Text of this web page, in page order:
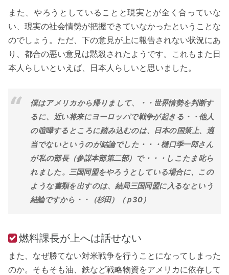
また、やろうとしていることと現実とが全く合っていな
い、現実の社会情勢が把握できていなかったということな
のでしょう。ただ、下の意見が上に報告されない状況にあ
り、都合の悪い意見は黙殺されたようです。これもまた日
本人らしいといえば、日本人らしいと思いました。
僕はアメリカから帰りまして、・・世界情勢を判断す
るに、近い将来にヨーロッパで戦争が起きる・・他人
の喧嘩するところに踏み込むのは、日本の国策上、適
当でないというのが結論でした・・・樋口季一郎さん
が私の部長（参謀本部第二部）で・・・しこたま叱ら
れました。三国同盟をやろうとしている場合に、この
ような書類を出すのは、結局三国同盟に入るなという
結論ですから・・（杉田）（ｐ30）
燃料課長が上へは話せない
また、なぜ勝てない対米戦争を行うことになってしまった
のか。そもそも油、鉄など戦略物資をアメリカに依存して